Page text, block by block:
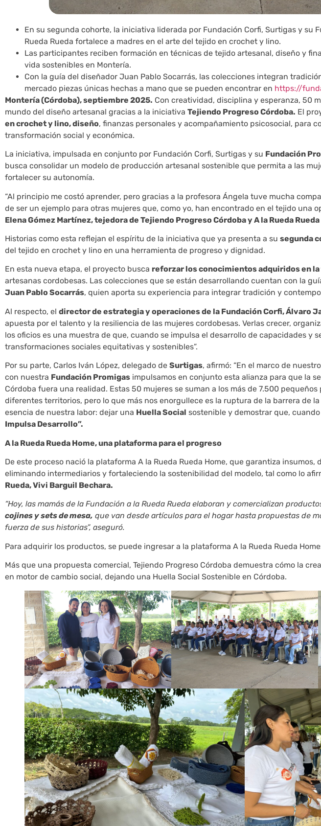
En su segunda cohorte, la iniciativa liderada por Fundación Corfi, Surtigas y su
Rueda Rueda fortalece a madres en el arte del tejido en crochet y lino.
Las participantes reciben formación en técnicas de tejido artesanal, diseño y
vida sostenibles en Montería.
Con la guía del diseñador Juan Pablo Socarrás, las colecciones integran
mercado piezas únicas hechas a mano que se pueden encontrar en https://
Montería (Córdoba), septiembre 2025. Con creatividad, disciplina y esperanza, 50
mundo del diseño artesanal gracias a la iniciativa Tejiendo Progreso Córdoba. El
en crochet y lino, diseño, finanzas personales y acompañamiento psicosocial, para
transformación social y económica.
La iniciativa, impulsada en conjunto por Fundación Corfi, Surtigas y su Fundación
busca consolidar un modelo de producción artesanal sostenible que permita a las
fortalecer su autonomía.
“Al principio me costó aprender, pero gracias a la profesora Ángela tuve mucha
de ser un ejemplo para otras mujeres que, como yo, han encontrado en el tejido una
Elena Gómez Martínez, tejedora de Tejiendo Progreso Córdoba y A la Rueda
Historias como esta reflejan el espíritu de la iniciativa que ya presenta a su segunda
del tejido en crochet y lino en una herramienta de progreso y dignidad.
En esta nueva etapa, el proyecto busca reforzar los conocimientos adquiridos en
artesanas cordobesas. Las colecciones que se están desarrollando cuentan con la
Juan Pablo Socarrás, quien aporta su experiencia para integrar tradición y
Al respecto, el director de estrategia y operaciones de la Fundación Corfi, Álvaro
apuesta por el talento y la resiliencia de las mujeres cordobesas. Verlas crecer,
los oficios es una muestra de que, cuando se impulsa el desarrollo de capacidades y
transformaciones sociales equitativas y sostenibles”.
Por su parte, Carlos Iván López, delegado de Surtigas, afirmó: “En el marco de
con nuestra Fundación Promigas impulsamos en conjunto esta alianza para que la
Córdoba fuera una realidad. Estas 50 mujeres se suman a los más de 7.500
diferentes territorios, pero lo que más nos enorgullece es la ruptura de la barrera de
esencia de nuestra labor: dejar una Huella Social sostenible y demostrar que,
Impulsa Desarrollo”.
A la Rueda Rueda Home, una plataforma para el progreso
De este proceso nació la plataforma A la Rueda Rueda Home, que garantiza
eliminando intermediarios y fortaleciendo la sostenibilidad del modelo, tal como lo
Rueda, Vivi Barguil Bechara.
“Hoy, las mamás de la Fundación a la Rueda Rueda elaboran y comercializan
cojines y sets de mesa, que van desde artículos para el hogar hasta propuestas de
fuerza de sus historias”, aseguró.
Para adquirir los productos, se puede ingresar a la plataforma A la Rueda Rueda
Más que una propuesta comercial, Tejiendo Progreso Córdoba demuestra cómo la
en motor de cambio social, dejando una Huella Social Sostenible en Córdoba.